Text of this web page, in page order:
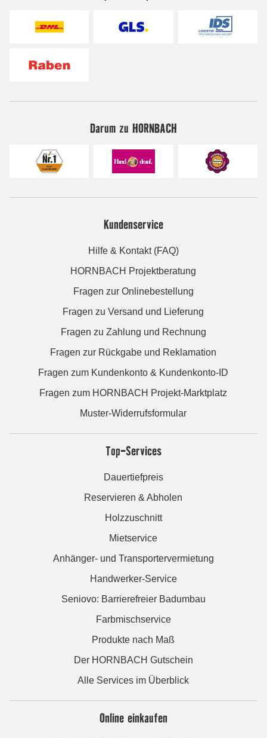
Darum zu HORNBACH
Kundenservice
Hilfe & Kontakt (FAQ)
HORNBACH Projektberatung
Fragen zur Onlinebestellung
Fragen zu Versand und Lieferung
Fragen zu Zahlung und Rechnung
Fragen zur Rückgabe und Reklamation
Fragen zum Kundenkonto & Kundenkonto-ID
Fragen zum HORNBACH Projekt-Marktplatz
Muster-Widerrufsformular
Top-Services
Dauertiefpreis
Reservieren & Abholen
Holzzuschnitt
Mietservice
Anhänger- und Transportervermietung
Handwerker-Service
Seniovo: Barrierefreier Badumbau
Farbmischservice
Produkte nach Maß
Der HORNBACH Gutschein
Alle Services im Überblick
Online einkaufen